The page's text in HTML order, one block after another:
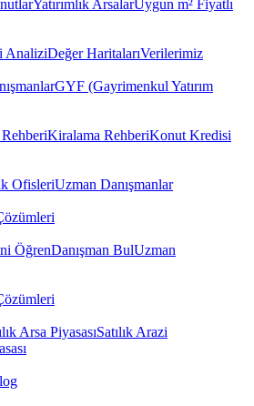
Yatırımlık ArsalarUygun m² Fiyatlı
AnaliziDeğer HaritalarıVerilerimiz
GYF (Gayrimenkul Yatırım
RehberiKiralama RehberiKonut Kredisi
OfisleriUzman Danışmanlar
ÖğrenDanışman BulUzman
Arsa PiyasasıSatılık Arazi